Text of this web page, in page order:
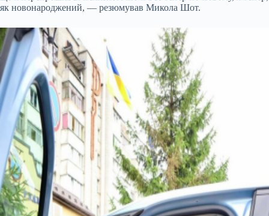
як новонароджений, — резюмував Микола Шот.